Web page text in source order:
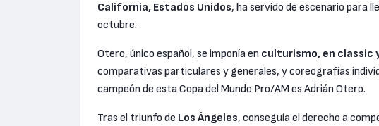
California, Estados Unidos, ha servido de escenario para
octubre.
Otero, único español, se imponía en culturismo, en classic
comparativas particulares y generales, y coreografías
campeón de esta Copa del Mundo Pro/AM es Adrián Otero.
Tras el triunfo de Los Ángeles, conseguía el derecho a